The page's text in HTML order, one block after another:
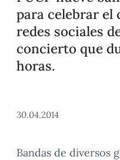
para celebrar el
redes sociales
concierto que
horas.
30.04.2014
Bandas de diversos